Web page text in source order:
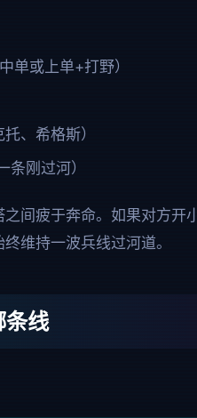
单或上单+打野）
、希格斯）
刚过河）
间疲于奔命。如果对方
维持一波兵线过河道。
条线